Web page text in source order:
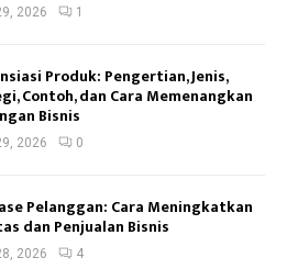
2026 1
Produk: Pengertian, Jenis,
Contoh, dan Cara Memenangkan
Bisnis
2026 0
Pelanggan: Cara Meningkatkan
dan Penjualan Bisnis
2026 4